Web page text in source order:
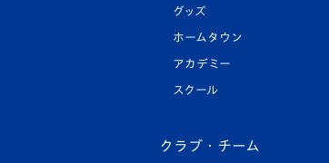
グッズ
ホームタウン
アカデミー
スクール
クラブ・チーム